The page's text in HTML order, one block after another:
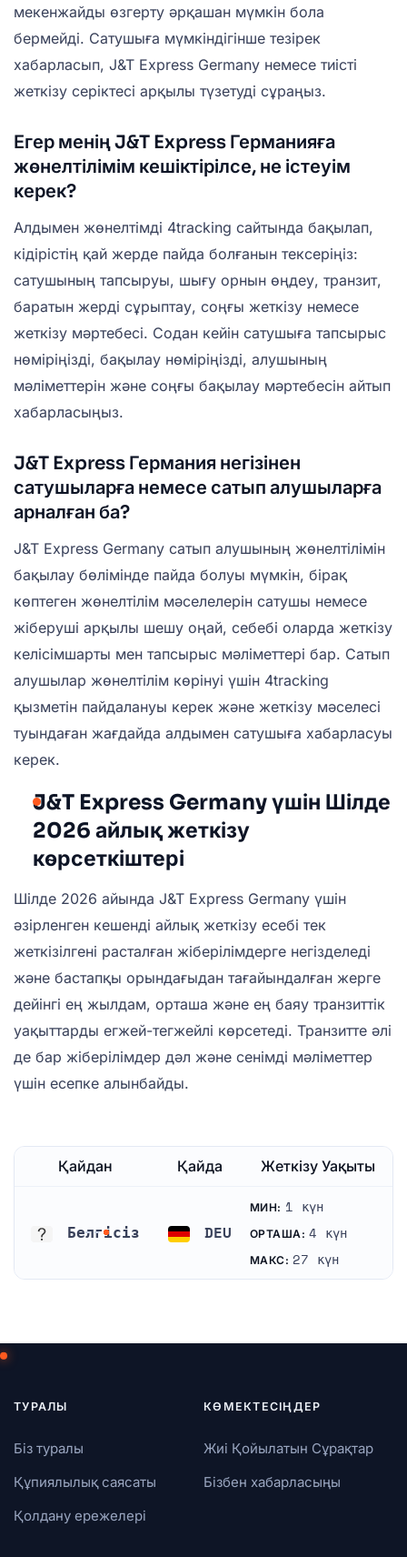
мекенжайды өзгерту әрқашан мүмкін бола
бермейді. Сатушыға мүмкіндігінше тезірек
хабарласып, J&T Express Germany немесе тиісті
жеткізу серіктесі арқылы түзетуді сұраңыз.
Егер менің J&T Express Германияға
жөнелтілімім кешіктірілсе, не істеуім
керек?
Алдымен жөнелтімді 4tracking сайтында бақылап,
кідірістің қай жерде пайда болғанын тексеріңіз:
сатушының тапсыруы, шығу орнын өңдеу, транзит,
баратын жерді сұрыптау, соңғы жеткізу немесе
жеткізу мәртебесі. Содан кейін сатушыға тапсырыс
нөміріңізді, бақылау нөміріңізді, алушының
мәліметтерін және соңғы бақылау мәртебесін айтып
хабарласыңыз.
J&T Express Германия негізінен
сатушыларға немесе сатып алушыларға
арналған ба?
J&T Express Germany сатып алушының жөнелтілімін
бақылау бөлімінде пайда болуы мүмкін, бірақ
көптеген жөнелтілім мәселелерін сатушы немесе
жіберуші арқылы шешу оңай, себебі оларда жеткізу
келісімшарты мен тапсырыс мәліметтері бар. Сатып
алушылар жөнелтілім көрінуі үшін 4tracking
қызметін пайдалануы керек және жеткізу мәселесі
туындаған жағдайда алдымен сатушыға хабарласуы
керек.
J&T Express Germany үшін Шілде
2026 айлық жеткізу
көрсеткіштері
Шілде 2026 айында J&T Express Germany үшін
әзірленген кешенді айлық жеткізу есебі тек
жеткізілгені расталған жіберілімдерге негізделеді
және бастапқы орындағыдан тағайындалған жерге
дейінгі ең жылдам, орташа және ең баяу транзиттік
уақыттарды егжей-тегжейлі көрсетеді. Транзитте әлі
де бар жіберілімдер дәл және сенімді мәліметтер
үшін есепке алынбайды.
Қайдан Қайда Жеткізу Уақыты
Белгісіз DEU
МИН: 1 күн
ОРТАША: 4 күн
МАКС: 27 күн
ТУРАЛЫ
Біз туралы
Құпиялылық саясаты
Қолдану ережелері
КӨМЕКТЕСІҢДЕР
Жиі Қойылатын Сұрақтар
Бізбен хабарласыңы